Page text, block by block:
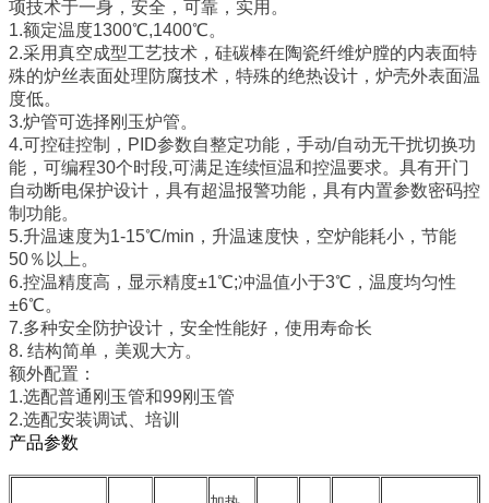
项技术于一身，安全，可靠，实用。
1.额定温度1300℃,1400℃。
2.采用真空成型工艺技术，硅碳棒在陶瓷纤维炉膛的内表面特
殊的炉丝表面处理防腐技术，特殊的绝热设计，炉壳外表面温
度低。
3.炉管可选择刚玉炉管。
4.可控硅控制，PID参数自整定功能，手动/自动无干扰切换功
能，可编程30个时段,可满足连续恒温和控温要求。具有开门
自动断电保护设计，具有超温报警功能，具有内置参数密码控
制功能。
5.升温速度为1-15℃/min，升温速度快，空炉能耗小，节能
50％以上。
6.控温精度高，显示精度±1℃;冲温值小于3℃，温度均匀性
±6℃。
7.多种安全防护设计，安全性能好，使用寿命长
8. 结构简单，美观大方。
额外配置：
1.选配普通刚玉管和99刚玉管
2.选配安装调试、培训
产品参数